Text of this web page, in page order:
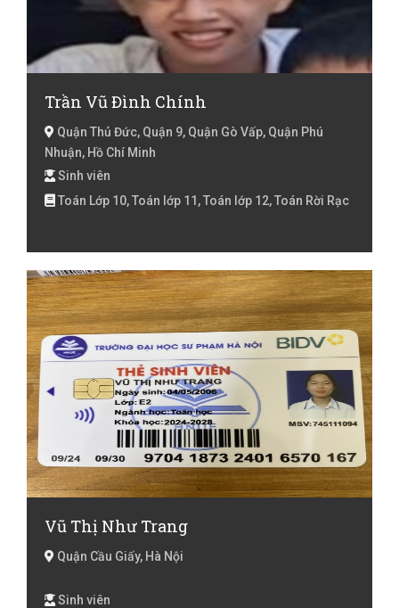
Trần Vũ Đình Chính
Quận Thủ Đức, Quận 9, Quận Gò Vấp, Quận Phú
Nhuận, Hồ Chí Minh
Sinh viên
Toán Lớp 10, Toán lớp 11, Toán lớp 12, Toán Rời Rạc
Vũ Thị Như Trang
Quận Cầu Giấy, Hà Nội
Sinh viên